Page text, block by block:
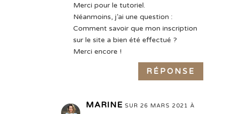
Merci pour le tutoriel.
Néanmoins, j’ai une question :
Comment savoir que mon inscription
sur le site a bien été effectué ?
Merci encore !
RÉPONSE
MARINE SUR 26 MARS 2021 À